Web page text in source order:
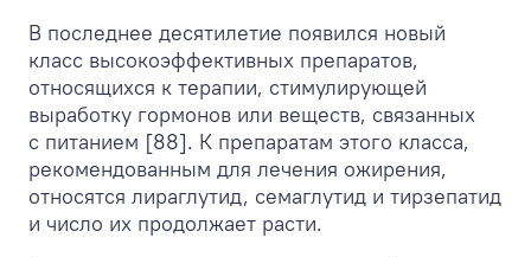
В последнее десятилетие появился новый
класс высокоэффективных препаратов,
относящихся к терапии, стимулирующей
выработку гормонов или веществ, связанных
с питанием [88]. К препаратам этого класса,
рекомендованным для лечения ожирения,
относятся лираглутид, семаглутид и тирзепатид
и число их продолжает расти.